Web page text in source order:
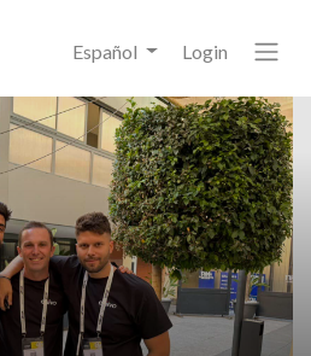
Español Login